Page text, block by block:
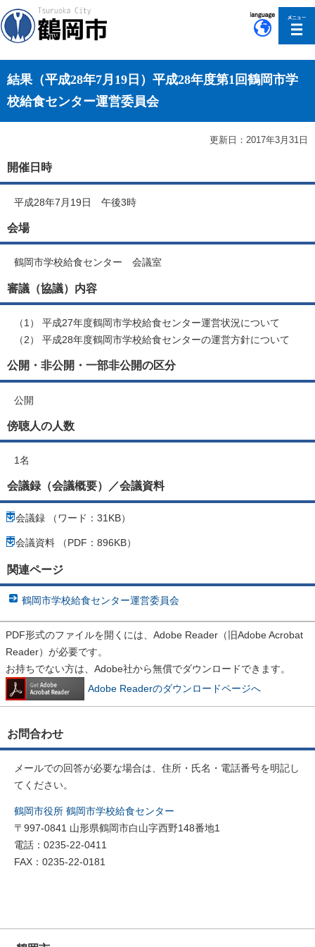
結果（平成28年7月19日）平成28年度第1回鶴岡市学
校給食センター運営委員会
更新日：2017年3月31日
開催日時
平成28年7月19日 午後3時
会場
鶴岡市学校給食センター 会議室
審議（協議）内容
（1） 平成27年度鶴岡市学校給食センター運営状況について
（2） 平成28年度鶴岡市学校給食センターの運営方針について
公開・非公開・一部非公開の区分
公開
傍聴人の人数
1名
会議録（会議概要）／会議資料
会議録 （ワード：31KB）
会議資料 （PDF：896KB）
関連ページ
鶴岡市学校給食センター運営委員会
PDF形式のファイルを開くには、Adobe Reader（旧Adobe Acrobat
Reader）が必要です。
お持ちでない方は、Adobe社から無償でダウンロードできます。
Adobe Readerのダウンロードページへ
お問合わせ
メールでの回答が必要な場合は、住所・氏名・電話番号を明記し
てください。
鶴岡市役所 鶴岡市学校給食センター
〒997-0841 山形県鶴岡市白山字西野148番地1
電話：0235-22-0411
FAX：0235-22-0181